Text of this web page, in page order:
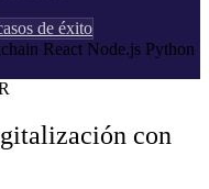
de éxito
React Node.js Python
con